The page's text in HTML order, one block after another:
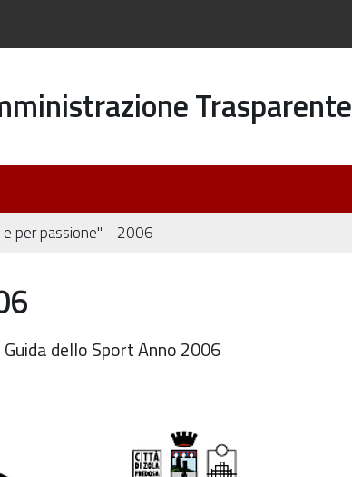
Trasparente
per passione" - 2006
dello Sport Anno 2006